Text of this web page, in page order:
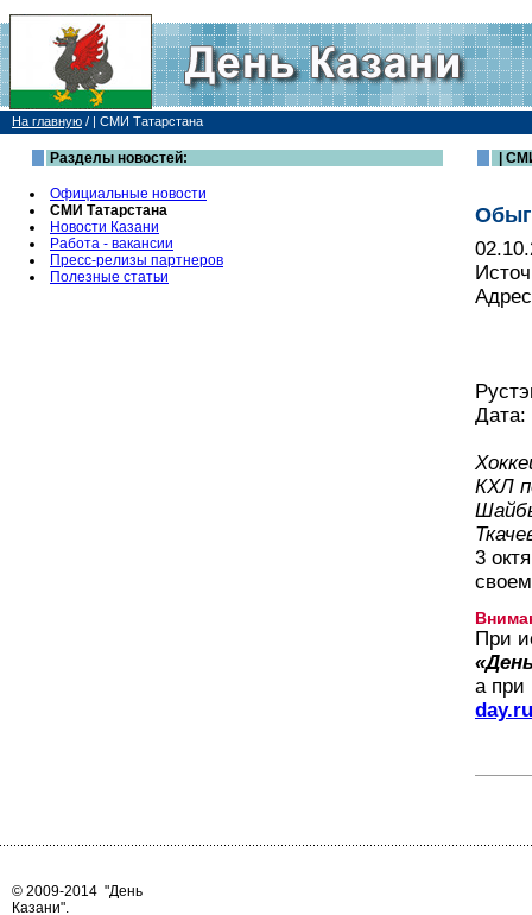
На главную / | СМИ Татарстана
Разделы новостей:
Официальные новости
СМИ Татарстана
Новости Казани
Работа - вакансии
Пресс-релизы партнеров
Полезные статьи
|
Дата:
КХЛ
3
При
а при
day.ru
© 2009-2014 "День
Казани".